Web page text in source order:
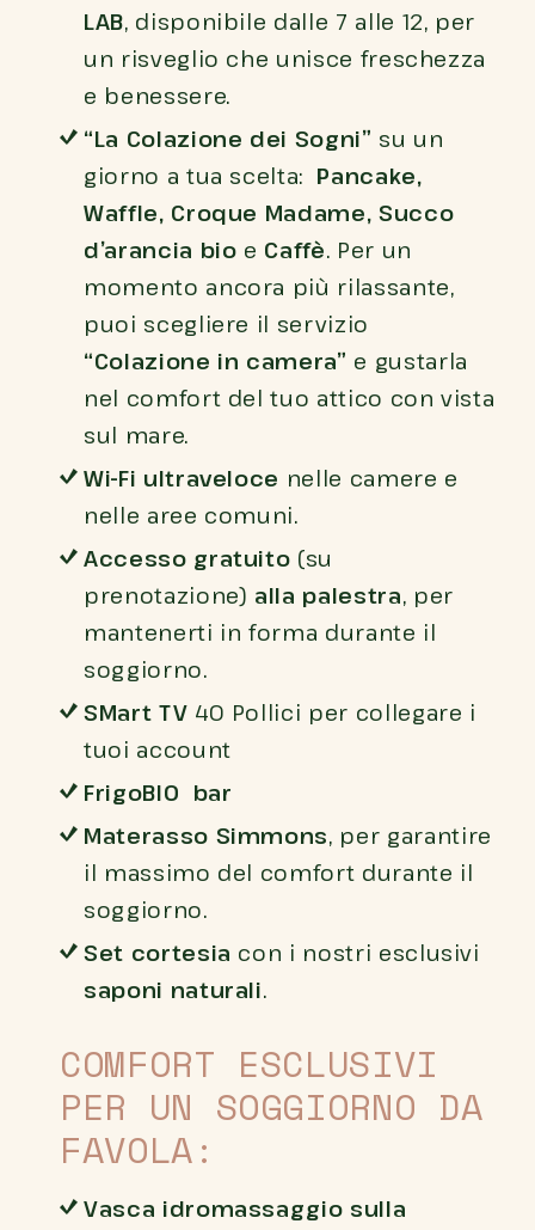
LAB, disponibile dalle 7 alle 12, per
un risveglio che unisce freschezza
e benessere.
“La Colazione dei Sogni” su un
giorno a tua scelta: Pancake,
Waffle, Croque Madame, Succo
d’arancia bio e Caffè. Per un
momento ancora più rilassante,
puoi scegliere il servizio
“Colazione in camera” e gustarla
nel comfort del tuo attico con vista
sul mare.
Wi-Fi ultraveloce nelle camere e
nelle aree comuni.
Accesso gratuito (su
prenotazione) alla palestra, per
mantenerti in forma durante il
soggiorno.
SMart TV 40 Pollici per collegare i
tuoi account
FrigoBIO bar
Materasso Simmons, per garantire
il massimo del comfort durante il
soggiorno.
Set cortesia con i nostri esclusivi
saponi naturali.
COMFORT ESCLUSIVI
PER UN SOGGIORNO DA
FAVOLA:
Vasca idromassaggio sulla